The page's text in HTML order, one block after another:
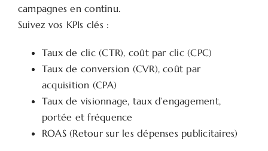
campagnes en continu.
Suivez vos KPIs clés :
Taux de clic (CTR), coût par clic (CPC)
Taux de conversion (CVR), coût par
acquisition (CPA)
Taux de visionnage, taux d’engagement,
portée et fréquence
ROAS (Retour sur les dépenses publicitaires)